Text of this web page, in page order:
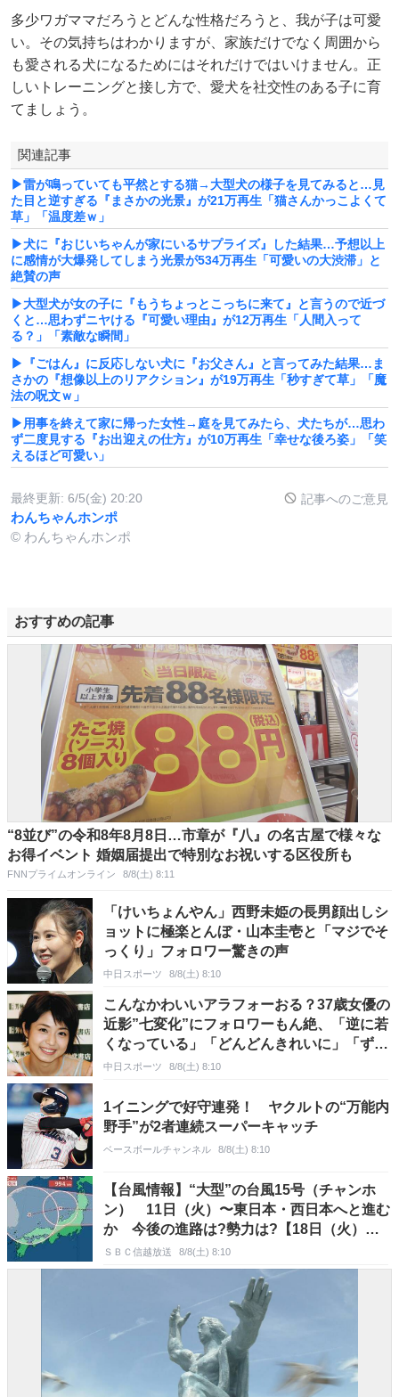
多少ワガママだろうとどんな性格だろうと、我が子は可愛
い。その気持ちはわかりますが、家族だけでなく周囲から
も愛される犬になるためにはそれだけではいけません。正
しいトレーニングと接し方で、愛犬を社交性のある子に育
てましょう。
関連記事
▶雷が鳴っていても平然とする猫→大型犬の様子を見てみると…見
た目と逆すぎる『まさかの光景』が21万再生「猫さんかっこよくて
草」「温度差ｗ」
▶犬に『おじいちゃんが家にいるサプライズ』した結果…予想以上
に感情が大爆発してしまう光景が534万再生「可愛いの大渋滞」と
絶賛の声
▶大型犬が女の子に『もうちょっとこっちに来て』と言うので近づ
くと…思わずニヤける『可愛い理由』が12万再生「人間入って
る？」「素敵な瞬間」
▶『ごはん』に反応しない犬に『お父さん』と言ってみた結果…ま
さかの『想像以上のリアクション』が19万再生「秒すぎて草」「魔
法の呪文ｗ」
▶用事を終えて家に帰った女性→庭を見てみたら、犬たちが…思わ
ず二度見する『お出迎えの仕方』が10万再生「幸せな後ろ姿」「笑
えるほど可愛い」
最終更新: 6/5(金) 20:20 記事へのご意見
わんちゃんホンポ
© わんちゃんホンポ
おすすめの記事
“8並び”の令和8年8月8日…市章が『八』の名古屋で様々な
お得イベント 婚姻届提出で特別なお祝いする区役所も
FNNプライムオンライン 8/8(土) 8:11
「けいちょんやん」西野未姫の長男顔出しシ
ョットに極楽とんぼ・山本圭壱と「マジでそ
っくり」フォロワー驚きの声
中日スポーツ 8/8(土) 8:10
こんなかわいいアラフォーおる？37歳女優の
近影”七変化”にフォロワーもん絶、「逆に若
くなっている」「どんどんきれいに」「ずっ
かわ」
中日スポーツ 8/8(土) 8:10
1イニングで好守連発！ ヤクルトの“万能内
野手”が2者連続スーパーキャッチ
ベースボールチャンネル 8/8(土) 8:10
【台風情報】“大型”の台風15号（チャンホ
ン） 11日（火）〜東日本・西日本へと進む
か 今後の進路は?勢力は?【18日（火）ま
での雨風シミュレーション画像】お盆休みに
影響か（8日午前7時・気象庁発表）
ＳＢＣ信越放送 8/8(土) 8:10